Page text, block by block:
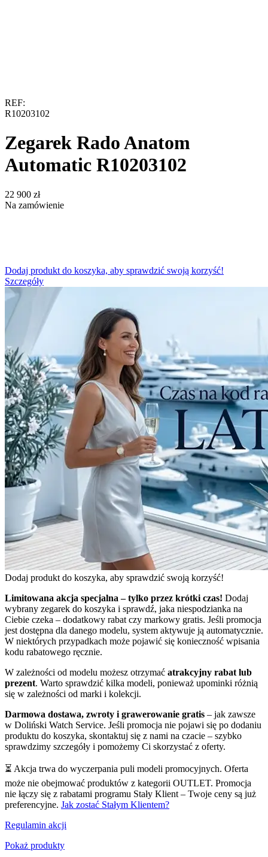
REF:
R10203102
Zegarek Rado Anatom
Automatic R10203102
‍22 900‍ zł
Na zamówienie
Dodaj produkt do koszyka, aby sprawdzić swoją korzyść!
Szczegóły
Dodaj produkt do koszyka, aby sprawdzić swoją korzyść!
Limitowana akcja specjalna – tylko przez krótki czas! Dodaj
wybrany zegarek do koszyka i sprawdź, jaka niespodzianka na
Ciebie czeka – dodatkowy rabat czy markowy gratis. Jeśli promocja
jest dostępna dla danego modelu, system aktywuje ją automatycznie.
W niektórych przypadkach może pojawić się konieczność wpisania
kodu rabatowego ręcznie.
W zależności od modelu możesz otrzymać atrakcyjny rabat lub
prezent. Warto sprawdzić kilka modeli, ponieważ upominki różnią
się w zależności od marki i kolekcji.
Darmowa dostawa, zwroty i grawerowanie gratis – jak zawsze
w Doliński Watch Service. Jeśli promocja nie pojawi się po dodaniu
produktu do koszyka, skontaktuj się z nami na czacie – szybko
sprawdzimy szczegóły i pomożemy Ci skorzystać z oferty.
⏳ Akcja trwa do wyczerpania puli modeli promocyjnych. Oferta
może nie obejmować produktów z kategorii OUTLET. Promocja
nie łączy się z rabatami programu Stały Klient – Twoje ceny są już
preferencyjne. Jak zostać Stałym Klientem?
Regulamin akcji
Pokaż produkty